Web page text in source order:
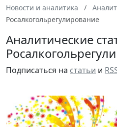
Новости и аналитика
Росалкогольрегулирование
Аналитические
Подписаться на статьи и